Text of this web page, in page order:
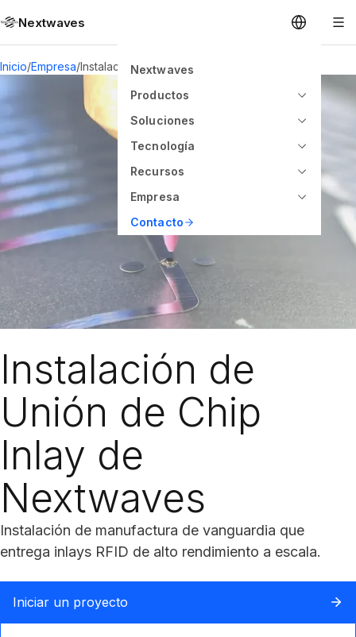
Nextwaves
Nextwaves
Productos
Soluciones
Tecnología
Recursos
Empresa
Contacto
Inicio/Empresa/Instalación de Unión de Chip Inlay
Instalación de
Unión de Chip
Inlay de
Nextwaves
Instalación de manufactura de vanguardia que
entrega inlays RFID de alto rendimiento a escala.
Iniciar un proyecto